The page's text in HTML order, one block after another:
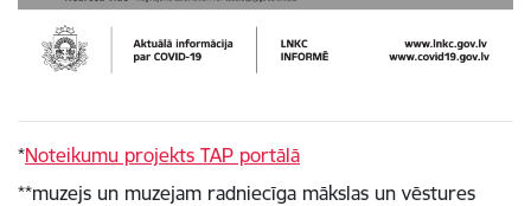
*Noteikumu projekts TAP portālā
**muzejs un muzejam radniecīga mākslas un vēstures